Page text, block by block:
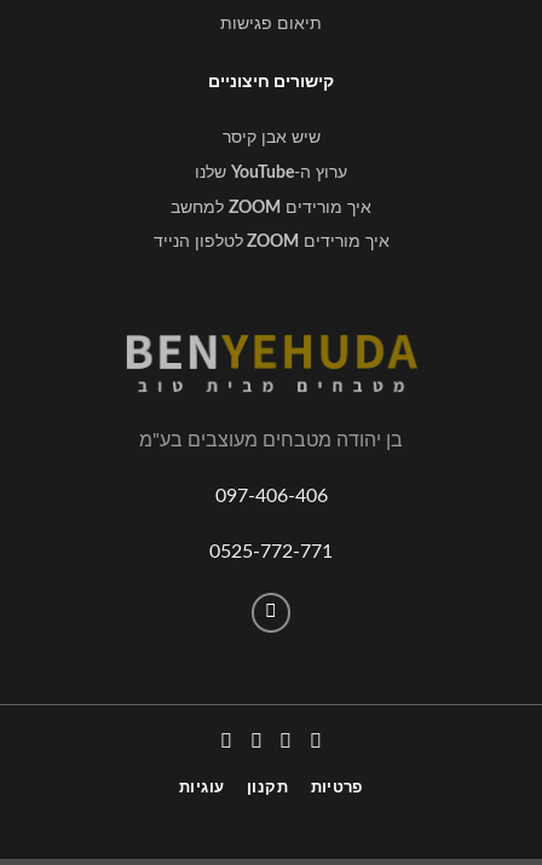
תיאום פגישות
קישורים חיצוניים
שיש אבן קיסר
ערוץ ה-YouTube שלנו
איך מורידים ZOOM למחשב
איך מורידים ZOOM לטלפון הנייד
בן יהודה מטבחים מעוצבים בע"מ
097-406-406
0525-772-771
פרטיות תקנון עוגיות